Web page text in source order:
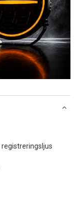
registreringsljus